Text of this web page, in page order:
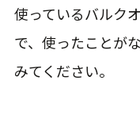
使っているバルク
で、使ったことが
みてください。